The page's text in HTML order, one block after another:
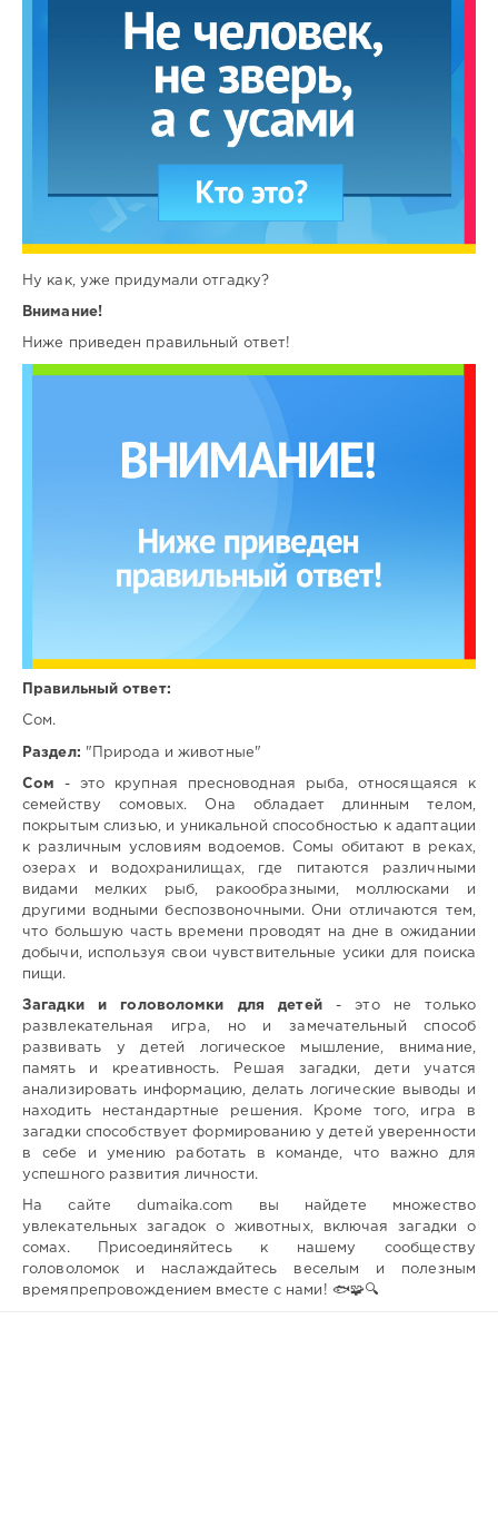
Ну как, уже придумали отгадку?
Внимание!
Ниже приведен правильный ответ!
Правильный ответ:
Сом.
Раздел: "Природа и животные"
Сом
- это крупная пресноводная рыба, относящаяся к
семейству сомовых. Она обладает длинным телом,
покрытым слизью, и уникальной способностью к адаптации
к различным условиям водоемов. Сомы обитают в реках,
озерах и водохранилищах, где питаются различными
видами мелких рыб, ракообразными, моллюсками и
другими водными беспозвоночными. Они отличаются тем,
что большую часть времени проводят на дне в ожидании
добычи, используя свои чувствительные усики для поиска
пищи.
Загадки и головоломки для детей- это не только
развлекательная игра, но и замечательный способ
развивать у детей логическое мышление, внимание,
память и креативность. Решая загадки, дети учатся
анализировать информацию, делать логические выводы и
находить нестандартные решения. Кроме того, игра в
загадки способствует формированию у детей уверенности
в себе и умению работать в команде, что важно для
успешного развития личности.
На сайте dumaika.com вы найдете множество
увлекательных загадок о животных, включая загадки о
сомах. Присоединяйтесь к нашему сообществу
головоломок и наслаждайтесь веселым и полезным
времяпрепровождением вместе с нами! 🐟🧩🔍